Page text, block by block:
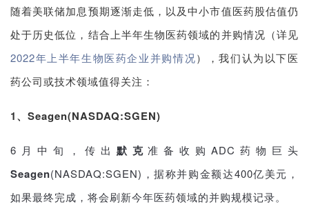
随着美联储加息预期逐渐走低，以及中小市值医药股估值仍
处于历史低位，结合上半年生物医药领域的并购情况（详见
2022年上半年生物医药企业并购情况），我们认为以下医
药公司或技术领域值得关注：
1、Seagen(NASDAQ:SGEN)
6月中旬，传出 默克准备收购ADC药物巨头
Seagen(NASDAQ:SGEN)，据称并购金额达400亿美元，
如果最终完成，将会刷新今年医药领域的并购规模记录。